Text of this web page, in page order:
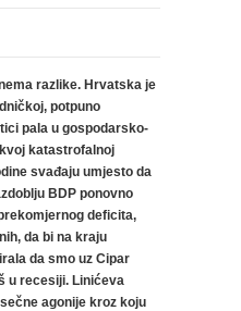
razlike. Hrvatska je
potpuno
pala u gospodarsko-
katastrofalnoj
svađaju umjesto da
BDP ponovno
deficita,
da bi na kraju
da smo uz Cipar
u recesiji. Linićeva
agonije kroz koju